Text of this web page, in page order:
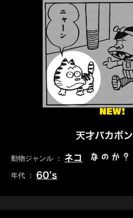
NEW!
天才バカボン
動物ジャンル ： ネコ なのか？
年代 ： 60’s